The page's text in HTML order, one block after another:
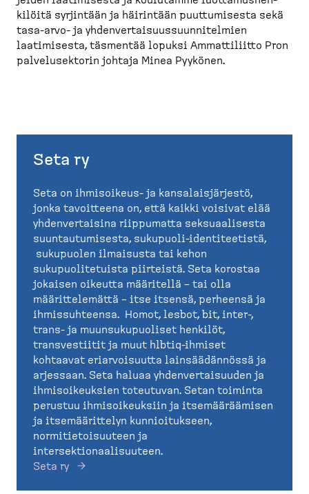
kilöitä syrjintään ja häirintään puuttu­misesta sekä
tasa-​arvo-​ ja yhdenver­tai­suus­suun­ni­telmien
laatimisesta, täsmentää lopuksi Ammatti­liitto Pron
palvelusektorin johtaja Minea Pyykönen.
Seta ry
Seta on ihmisoikeus- ja kansalaisjärjestö,
jonka tavoitteena on, että kaikki voisivat elää
yhdenvertaisina riippumatta seksuaalisesta
suuntautumisesta, sukupuoli-identiteetistä,
sukupuolen ilmaisusta tai kehon
sukupuolitetuista piirteistä. Seta korostaa
jokaisen oikeutta määritellä – tai olla
määrittelemättä – itse itsensä, perheensä ja
ihmissuhteensa. Homot, lesbot, bit, inter-,
trans- ja muunsukupuoliset henkilöt,
transvestiitit ja muut hlbtiq-ihmiset
kohtaavat eriarvoisuutta lainsäädännössä ja
arjessaan. Seta haluaa yhdenvertaisuuden ja
ihmisoikeuksien toteutuvan. Setan toiminta
perustuu ihmisoikeuksiin ja itsemääräämisen
ja itsemäärittelyn kunnioitukseen,
normitietoisuuteen ja
intersektionaalisuuteen.
Seta ry